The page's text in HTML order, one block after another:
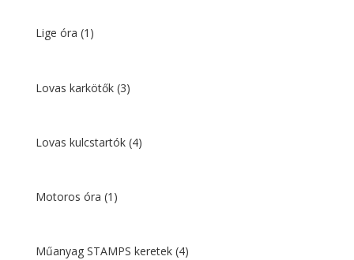
Lige óra (1)
Lovas karkötők (3)
Lovas kulcstartók (4)
Motoros óra (1)
Műanyag STAMPS keretek (4)